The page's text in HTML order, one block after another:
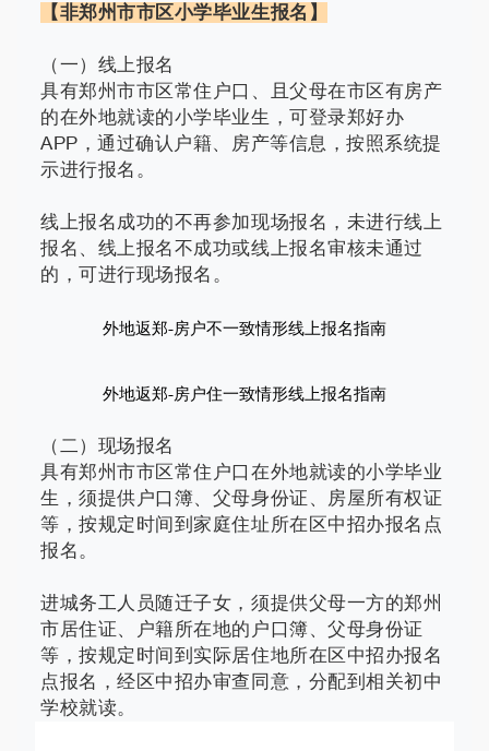
【非郑州市市区小学毕业生报名】
（一）线上报名
具有郑州市市区常住户口、且父母在市区有房产
的在外地就读的小学毕业生，可登录郑好办
APP，通过确认户籍、房产等信息，按照系统提
示进行报名。
线上报名成功的不再参加现场报名，未进行线上
报名、线上报名不成功或线上报名审核未通过
的，可进行现场报名。
外地返郑-房户不一致情形线上报名指南
外地返郑-房户住一致情形线上报名指南
（二）现场报名
具有郑州市市区常住户口在外地就读的小学毕业
生，须提供户口簿、父母身份证、房屋所有权证
等，按规定时间到家庭住址所在区中招办报名点
报名。
进城务工人员随迁子女，须提供父母一方的郑州
市居住证、户籍所在地的户口簿、父母身份证
等，按规定时间到实际居住地所在区中招办报名
点报名，经区中招办审查同意，分配到相关初中
学校就读。